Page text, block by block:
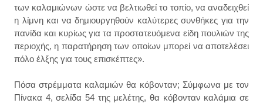
των καλαμιώνων ώστε να βελτιωθεί το τοπίο, να αναδειχθεί
η λίμνη και να δημιουργηθούν καλύτερες συνθήκες για την
πανίδα και κυρίως για τα προστατευόμενα είδη πουλιών της
περιοχής, η παρατήρηση των οποίων μπορεί να αποτελέσει
πόλο έλξης για τους επισκέπτες».
Πόσα στρέμματα καλαμιών θα κόβονταν; Σύμφωνα με τον
Πίνακα 4, σελίδα 54 της μελέτης, θα κόβονταν καλάμια σε